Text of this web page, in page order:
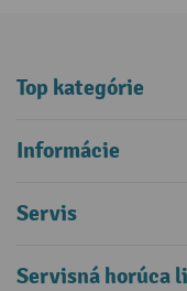
Top kategórie
Informácie
Servis
Servisná horúca